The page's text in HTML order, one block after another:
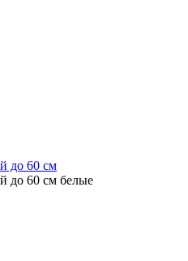
до 60 см
до 60 см белые